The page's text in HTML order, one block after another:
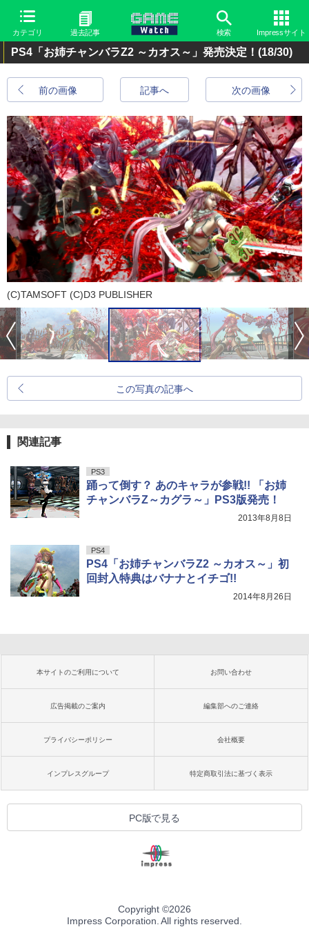
カテゴリ 過去記事 検索 Impressサイト
PS4「お姉チャンバラZ2 ～カオス～」発売決定！ (18/30)
前の画像 次の画像
記事へ
(C)TAMSOFT (C)D3 PUBLISHER
この写真の記事へ
関連記事
PS3
踊って倒す？ あのキャラが参戦!! 「お姉
チャンバラZ～カグラ～」PS3版発売！
2013年8月8日
PS4
PS4「お姉チャンバラZ2 ～カオス～」初
回封入特典はバナナとイチゴ!!
2014年8月26日
本サイトのご利用について お問い合わせ
広告掲載のご案内 編集部へのご連絡
プライバシーポリシー 会社概要
インプレスグループ 特定商取引法に基づく表示
PC版で見る
Copyright ©2026
Impress Corporation. All rights reserved.